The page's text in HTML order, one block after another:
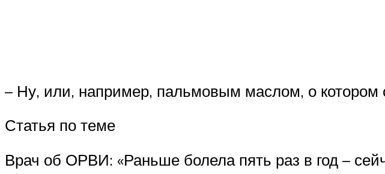
– Ну, или, например, пальмовым маслом, о котором
Статья по теме
Врач об ОРВИ: «Раньше болела пять раз в год –